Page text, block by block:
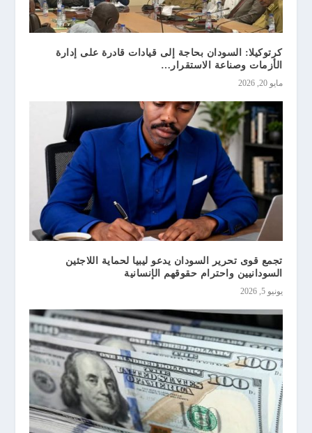
كرتوكيلا: السودان بحاجة إلى قيادات قادرة على إدارة
الأزمات وصناعة الاستقرار…
مايو 20, 2026
تجمع قوى تحرير السودان يدعو ليبيا لحماية اللاجئين
السودانيين واحترام حقوقهم الإنسانية
يونيو 5, 2026